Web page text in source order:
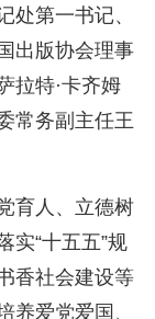
处第一书记、
出版协会理事
拉特·卡齐姆
常务副主任王
育人、立德树
实“十五五”规
香社会建设等
养爱党爱国、